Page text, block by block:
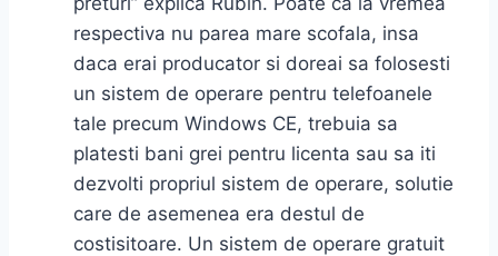
respectiva nu parea mare scofala, insa
daca erai producator si doreai sa folosesti
un sistem de operare pentru telefoanele
tale precum Windows CE, trebuia sa
platesti bani grei pentru licenta sau sa iti
dezvolti propriul sistem de operare, solutie
care de asemenea era destul de
costisitoare. Un sistem de operare gratuit